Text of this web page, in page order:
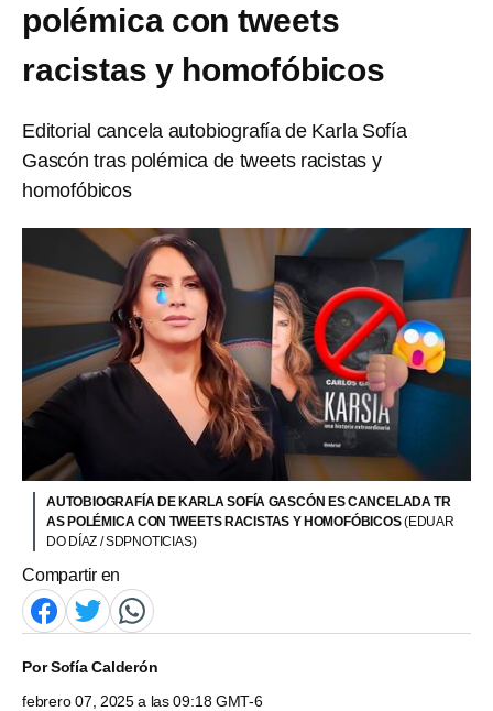
polémica con tweets
racistas y homofóbicos
Editorial cancela autobiografía de Karla Sofía
Gascón tras polémica de tweets racistas y
homofóbicos
AUTOBIOGRAFÍA DE KARLA SOFÍA GASCÓN ES CANCELADA TR
AS POLÉMICA CON TWEETS RACISTAS Y HOMOFÓBICOS(EDUAR
DO DÍAZ / SDPNOTICIAS)
Compartir en
PorSofía Calderón
febrero 07, 2025 a las 09:18 GMT-6